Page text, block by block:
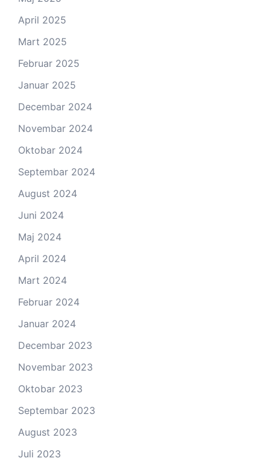
April 2025
Mart 2025
Februar 2025
Januar 2025
Decembar 2024
Novembar 2024
Oktobar 2024
Septembar 2024
August 2024
Juni 2024
Maj 2024
April 2024
Mart 2024
Februar 2024
Januar 2024
Decembar 2023
Novembar 2023
Oktobar 2023
Septembar 2023
August 2023
Juli 2023